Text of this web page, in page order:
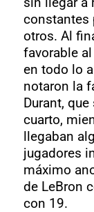
constantes
otros. Al
favorable
en todo lo
notaron la
Durant,
cuarto,
llegaban
jugadores
máximo
de LeBron
con 19.